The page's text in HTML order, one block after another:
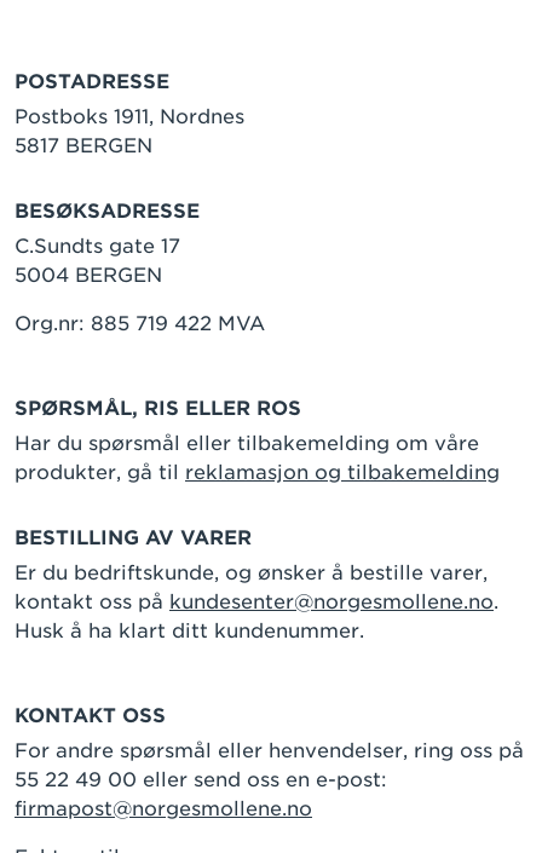
POSTADRESSE
Postboks 1911, Nordnes
5817 BERGEN
BESØKSADRESSE
C.Sundts gate 17
5004 BERGEN
Org.nr: 885 719 422 MVA
SPØRSMÅL, RIS ELLER ROS
Har du spørsmål eller tilbakemelding om våre
produkter, gå til reklamasjon og tilbakemelding
BESTILLING AV VARER
Er du bedriftskunde, og ønsker å bestille varer,
kontakt oss på kundesenter@norgesmollene.no.
Husk å ha klart ditt kundenummer.
KONTAKT OSS
For andre spørsmål eller henvendelser, ring oss på
55 22 49 00 eller send oss en e-post:
firmapost@norgesmollene.no